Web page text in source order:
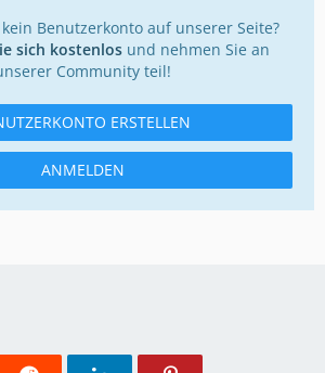
Benutzerkonto auf unserer Seite?
sich kostenlosund nehmen Sie an
Community teil!
ERSTELLEN
ANMELDEN